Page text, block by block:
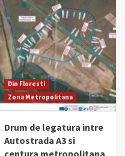
Din Floresti
Zona Metropolitana
Drum de legatura intre
Autostrada A3 si
centura metropolitana